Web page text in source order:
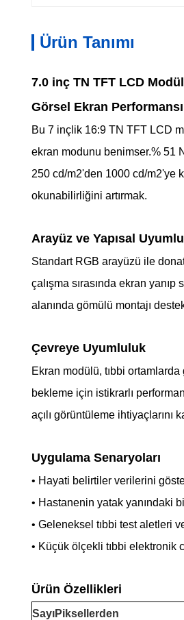
Ürün Tanımı
7.0 inç TN TFT LCD
Görsel Ekran Performansı
Bu 7 inçlik 16:9 TN TFT LCD
ekran modunu benimser.% 51
250 cd/m2'den 1000 cd/m2'ye
okunabilirliğini artırmak.
Arayüz ve Yapısal
Standart RGB arayüzü ile
çalışma sırasında ekran
alanında gömülü montajı
Çevreye Uyumluluk
Ekran modülü, tıbbi
bekleme için istikrarlı
açılı görüntüleme ihtiyaçlarını
Uygulama Senaryoları
• Hayati belirtiler verilerini
• Hastanenin yatak yanındaki
• Geleneksel tıbbi test aletleri
• Küçük ölçekli tıbbi
Ürün Özellikleri
SayıPiksellerden